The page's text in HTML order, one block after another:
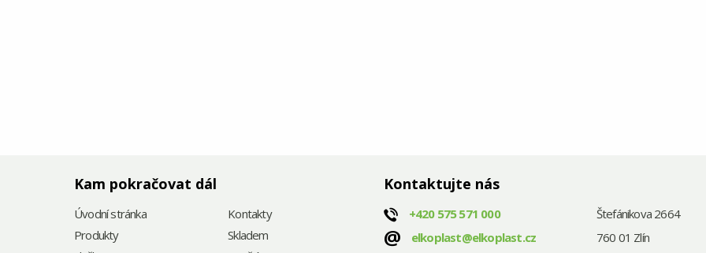
Kam pokračovat dál
Úvodní stránka
Produkty
Kontakty
Skladem
Kontaktujte nás
+420 575 571 000
@ elkoplast@elkoplast.cz
Štefánikova 2664
760 01 Zlín